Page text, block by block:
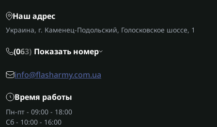
Наш адрес
Украина, г. Каменец-Подольский, Голосковское шоссе, 1
(063) Показать номер
info@flasharmy.com.ua
Время работы
Пн-пт - 09:00 - 18:00
Сб - 10:00 - 16:00